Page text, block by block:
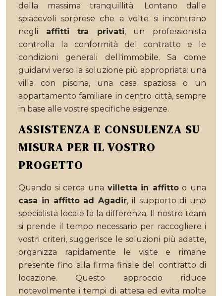
della massima tranquillità. Lontano dalle
spiacevoli sorprese che a volte si incontrano
negli affitti tra privati, un professionista
controlla la conformità del contratto e le
condizioni generali dell'immobile. Sa come
guidarvi verso la soluzione più appropriata: una
villa con piscina, una casa spaziosa o un
appartamento familiare in centro città, sempre
in base alle vostre specifiche esigenze.
ASSISTENZA E CONSULENZA SU
MISURA PER IL VOSTRO
PROGETTO
Quando si cerca una villetta in affittoo una
casa in affitto ad Agadir, il supporto di uno
specialista locale fa la differenza. Il nostro team
si prende il tempo necessario per raccogliere i
vostri criteri, suggerisce le soluzioni più adatte,
organizza rapidamente le visite e rimane
presente fino alla firma finale del contratto di
locazione. Questo approccio riduce
notevolmente i tempi di attesa ed evita molte